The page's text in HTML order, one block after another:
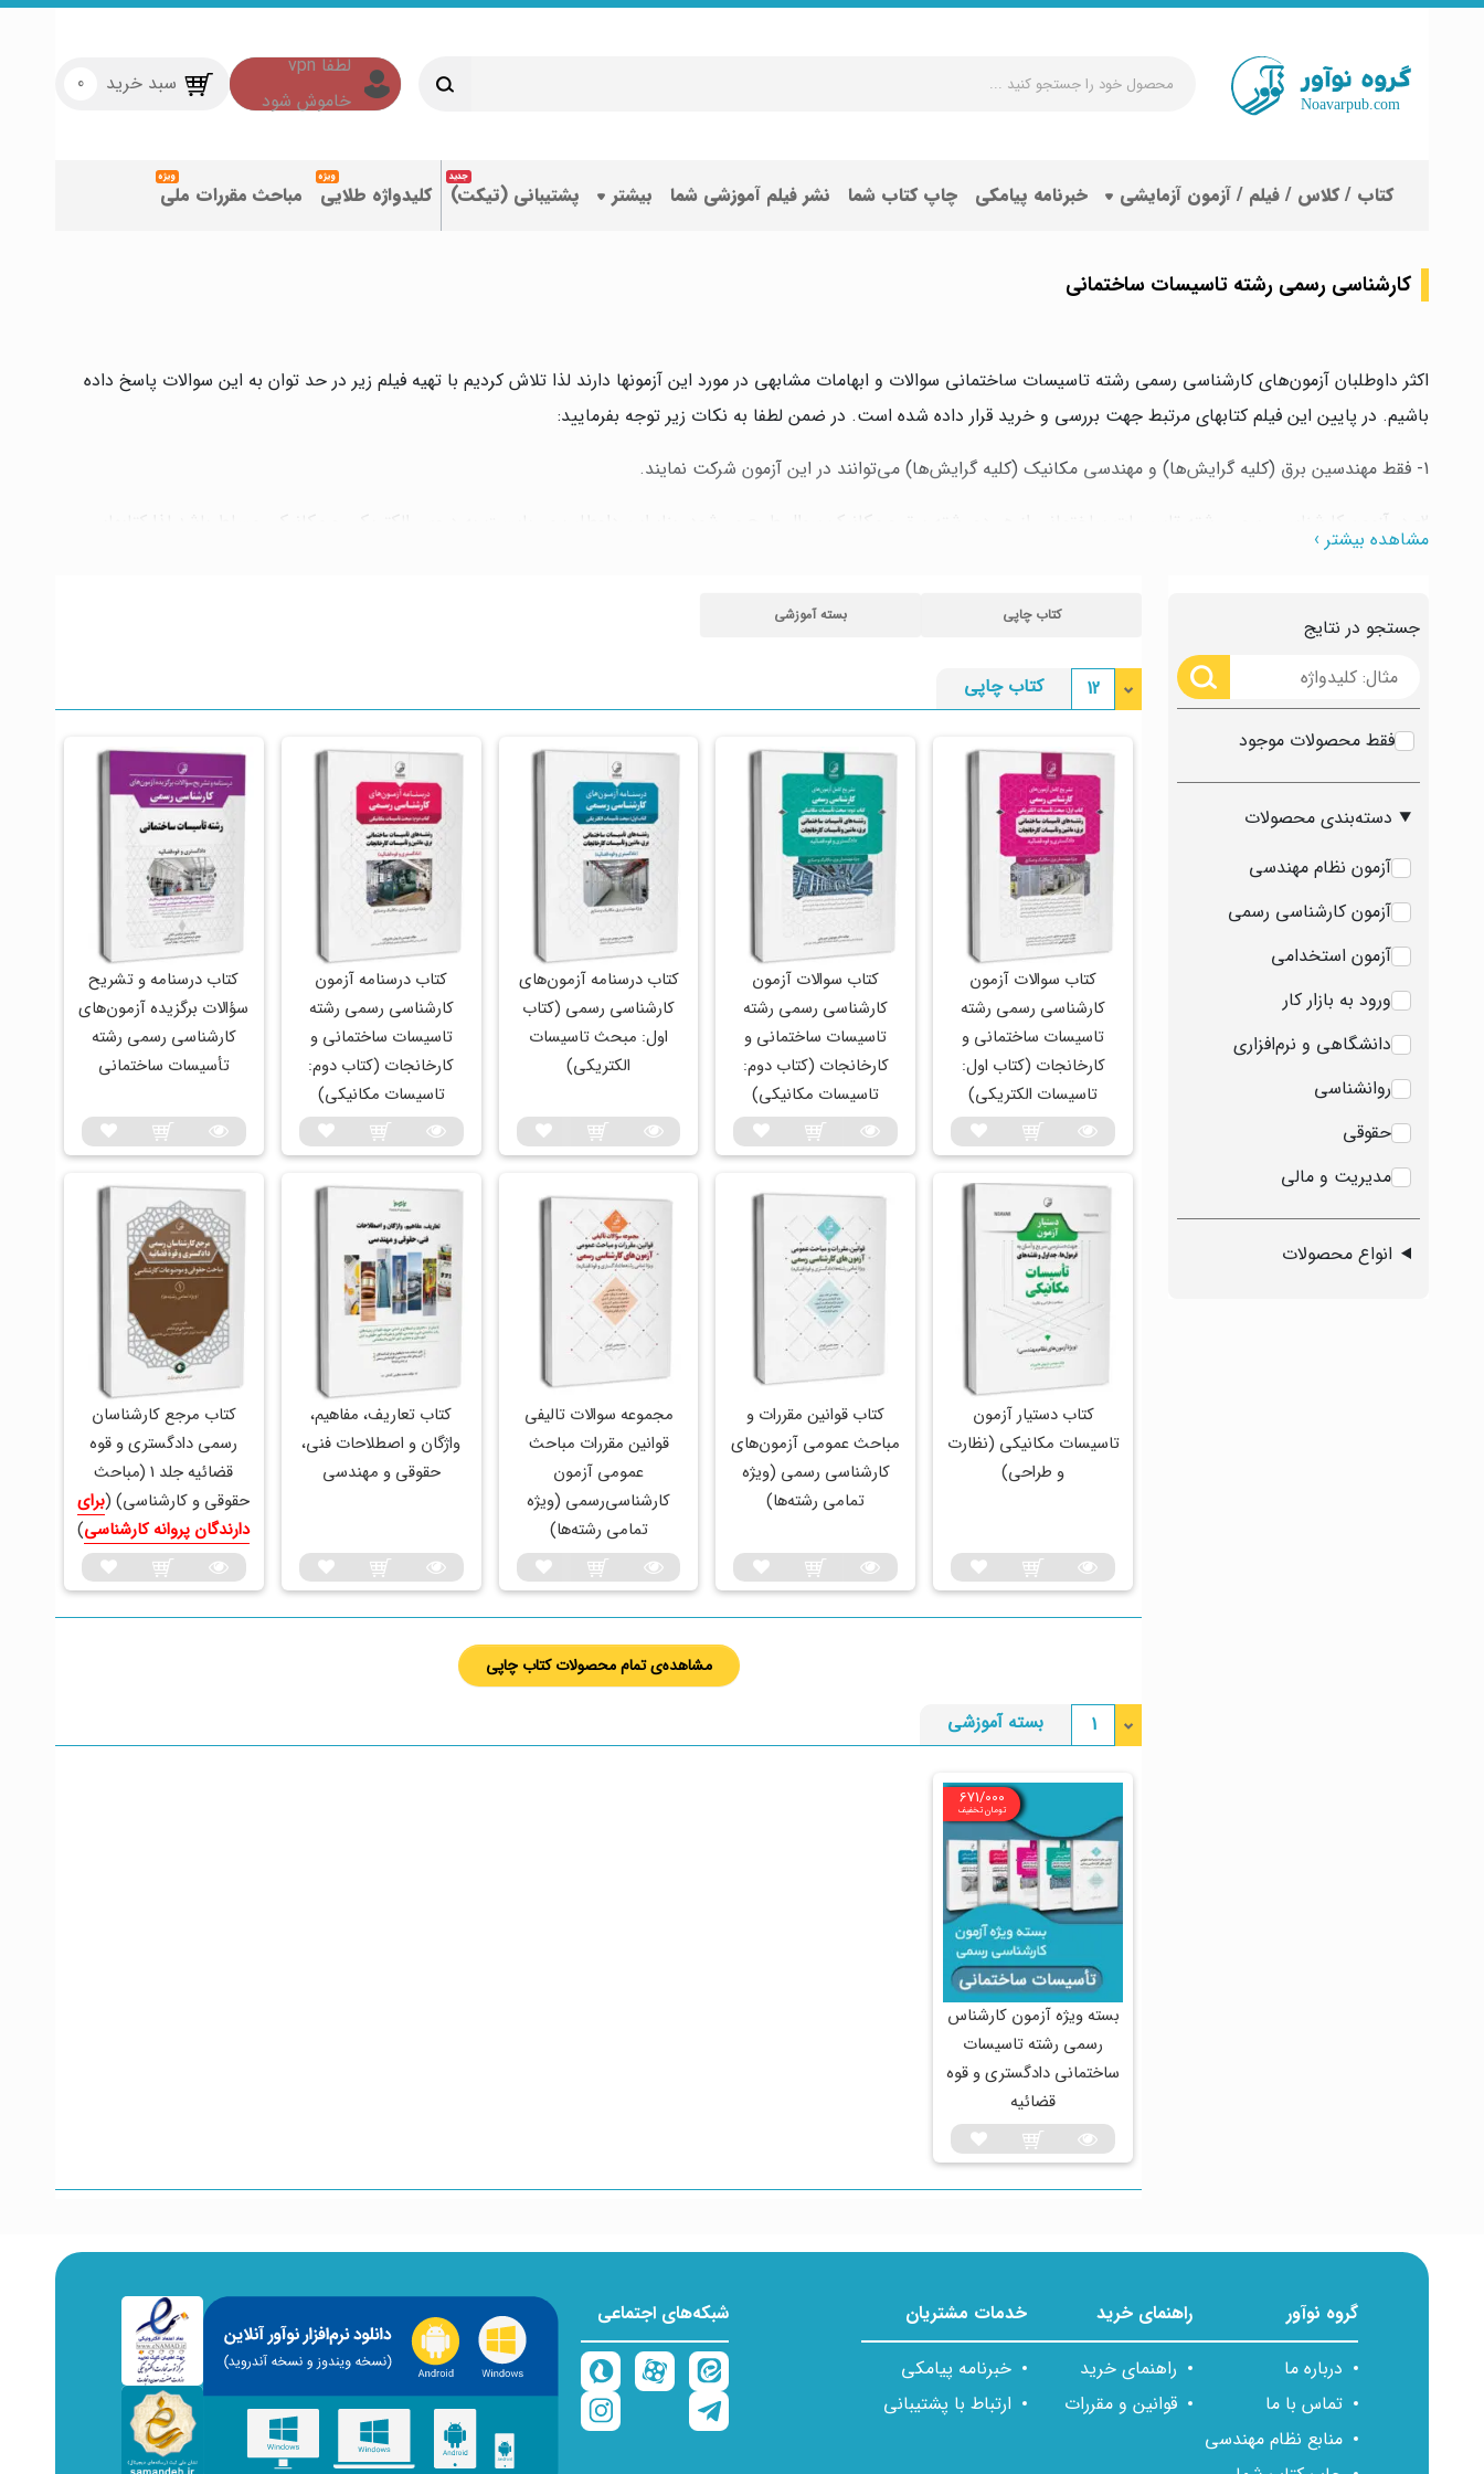
جستجو
کنید
سبد خرید 0
کتاب / کلاس / فیلم / آزمون آزمایشی خبرنامه پیامکی چاپ کتاب شما نشر فیلم آموزشی شما بیشتر پشتیبانی (تیکت) کلیدواژه طلایی مباحث مقررات ملی
کارشناسی رسمی رشته تاسیسات ساختمانی
اکثر داوطلبان آزمون‌های کارشناسی رسمی رشته تاسیسات ساختمانی سوالات و ابهامات مشابهی در مورد این آزمونها دارند لذا تلاش کردیم با تهیه فیلم زیر در حد توان به این سوالات پاسخ داده
باشیم. در پایین این فیلم کتابهای مرتبط جهت بررسی و خرید قرار داده شده است. در ضمن لطفا به نکات زیر توجه بفرمایید:
1- فقط مهندسین برق (کلیه گرایش‌ها) و مهندسی مکانیک (کلیه گرایش‌ها) می‌توانند در این آزمون شرکت نمایند.
2- در آزمون کارشناسی رسمی رشته تاسیسات ساختمانی از هر دو رشته برق و مکانیک سوال طرح می‌شود، بنابراین داوطلب ‌می‌بایست به دروس الکتریکی و مکانیکی مسلط باشد لذا کتابهایی
بصورت مجزا با عناوین زیر تهیه شده است:
الف) کتب درسنامه با هدف آموزش (یک کتاب برای تاسیسات الکتریکی و یک کتاب برای تاسیسات مکانیکی) ب) کتب تشریح کامل آزمون با هدف بررسی و مرور تستها ادوار گذشته (یک کتاب
برای تاسیسات الکتریکی و یک کتاب برای تاسیسات مکانیکی)
مشاهده بیشتر ›
جستجو در نتایج
فقط محصولات موجود
دسته‌بندی محصولات
آزمون نظام مهندسی
آزمون کارشناسی رسمی
آزمون استخدامی
ورود به بازار کار
دانشگاهی و نرم‌افزاری
روانشناسی
حقوقی
مدیریت و مالی
انواع محصولات
کتاب چاپی بسته آموزشی
12 کتاب چاپی
کتاب سوالات آزمون
کارشناسی رسمی رشته
تاسیسات ساختمانی و
کارخانجات (کتاب اول:
تاسیسات الکتریکی)
کتاب سوالات آزمون
کارشناسی رسمی رشته
تاسیسات ساختمانی و
کارخانجات (کتاب دوم:
تاسیسات مکانیکی)
کتاب درسنامه آزمون‌های
کارشناسی رسمی (کتاب
اول: مبحث تاسیسات
الکتریکی)
کتاب درسنامه آزمون‌
کارشناسی رسمی رشته
تاسیسات ساختمانی و
کارخانجات (کتاب دوم:
تاسیسات مکانیکی)
کتاب درسنامه و تشریح
سؤالات برگزیده آزمون‌های
کارشناسی رسمی رشته
تأسیسات ساختمانی
کتاب دستیار آزمون
تاسیسات مکانیکی (نظارت
و طراحی)
کتاب قوانین مقررات و
مباحث عمومی آزمون‌های
کارشناسی رسمی (ویژه
تمامی رشته‌ها)
مجموعه سوالات تالیفی
قوانین مقررات مباحث
عمومی آزمون
کارشناسی‌رسمی (ویژه
تمامی رشته‌ها)
کتاب تعاریف، مفاهیم،
واژگان و اصطلاحات فنی،
حقوقی و مهندسی
کتاب مرجع کارشناسان
رسمی دادگستری و قوه
قضائیه جلد 1 (مباحث
حقوقی و کارشناسی) (برای
دارندگان پروانه کارشناسی)
مشاهده‌ی تمام محصولات کتاب چاپی
1 بسته آموزشی
671/000
تومان تخفیف
بسته ویژه آزمون کارشناس
رسمی رشته تاسیسات
ساختمانی دادگستری و قوه
قضائیه
گروه نوآور
درباره ما
تماس با ما
منابع نظام مهندسی
راهنمای خرید
راهنمای خرید
قوانین و مقررات
خدمات مشتریان
خبرنامه پیامکی
ارتباط با پشتیبانی
شبکه‌های اجتماعی